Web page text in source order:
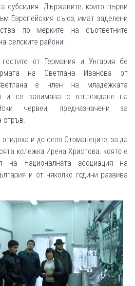
субсидия. Държавите, които първи
Европейския съюз, имат заделени
по мерките на съответните
селските райони.
от Германия и Унгария бе
на Светлана Иванова от
е член на младежката
и се занимава с отглеждане на
червеи, предназначени за
стръв.
и до село Стоманеците, за да
колежка Ирена Христова, която е
на Националната асоциация на
и от няколко години развива